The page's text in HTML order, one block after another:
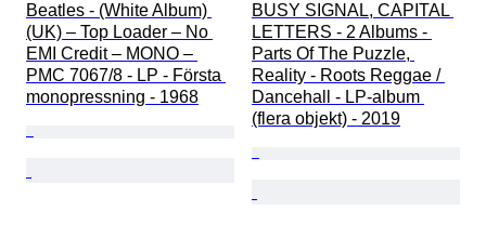
Beatles - (White Album)
(UK) – Top Loader – No
EMI Credit – MONO –
PMC 7067/8 - LP - Första
monopressning - 1968
BUSY SIGNAL, CAPITAL
LETTERS - 2 Albums -
Parts Of The Puzzle,
Reality - Roots Reggae /
Dancehall - LP-album
(flera objekt) - 2019